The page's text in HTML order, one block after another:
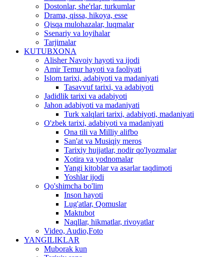
Dostonlar, she'rlar, turkumlar
Drama, qissa, hikoya, esse
Qisqa mulohazalar, luqmalar
Ssenariy va loyihalar
Tarjimalar
KUTUBXONA
Alisher Navoiy hayoti va ijodi
Amir Temur hayoti va faoliyati
Islom tarixi, adabiyoti va madaniyati
Tasavvuf tarixi, va adabiyoti
Jadidlik tarixi va adabiyoti
Jahon adabiyoti va madaniyati
Turk xalqlari tarixi, adabiyoti, madaniyati
O'zbek tarixi, adabiyoti va madaniyati
Ona tili va Milliy alifbo
San'at va Musiqiy meros
Tarixiy hujjatlar, nodir qo'lyozmalar
Xotira va yodnomalar
Yangi kitoblar va asarlar taqdimoti
Yoshlar ijodi
Qo'shimcha bo'lim
Inson hayoti
Lug'atlar, Qomuslar
Maktubot
Naqllar, hikmatlar, rivoyatlar
Video, Audio,Foto
YANGILIKLAR
Muborak kun